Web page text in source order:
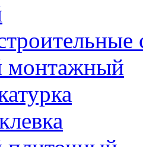
монтажный